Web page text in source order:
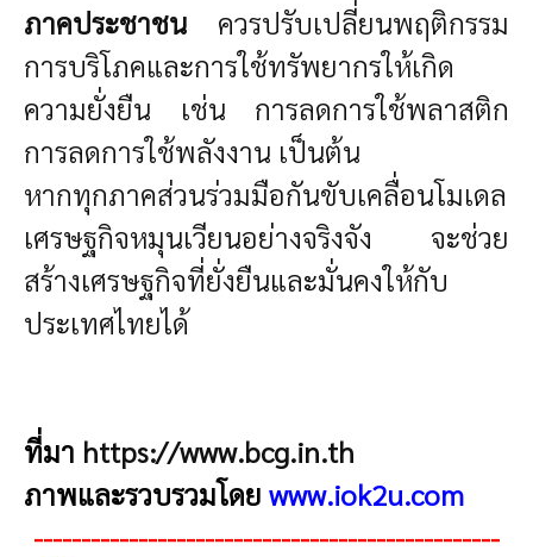
ภาคประชาชน ควรปรับเปลี่ยนพฤติกรรม
การบริโภคและการใช้ทรัพยากรให้เกิด
ความยั่งยืน เช่น การลดการใช้พลาสติก
การลดการใช้พลังงาน เป็นต้น
หากทุกภาคส่วนร่วมมือกันขับเคลื่อนโมเดล
เศรษฐกิจหมุนเวียนอย่างจริงจัง จะช่วย
สร้างเศรษฐกิจที่ยั่งยืนและมั่นคงให้กับ
ประเทศไทยได้
ที่มา https://www.bcg.in.th
ภาพและรวบรวมโดย www.iok2u.com
-------------------------------------------------